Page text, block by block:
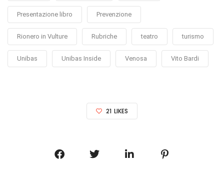
Presentazione libro Prevenzione
Rionero in Vulture Rubriche teatro turismo
Unibas Unibas Inside Venosa Vito Bardi
21 LIKES